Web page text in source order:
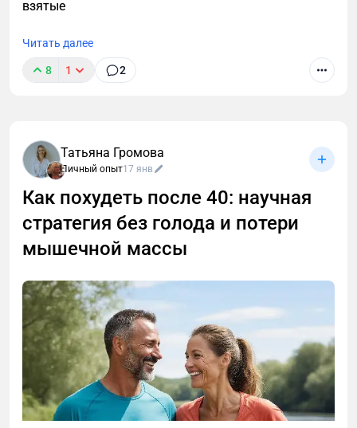
взятые
Читать далее
8 1 2
Татьяна Громова
Личный опыт17 янв
Как похудеть после 40: научная
стратегия без голода и потери
мышечной массы